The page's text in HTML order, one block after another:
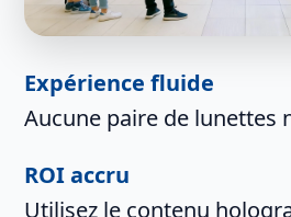
Expérience fluide
Aucune paire de lunettes
ROI accru
Utilisez le contenu